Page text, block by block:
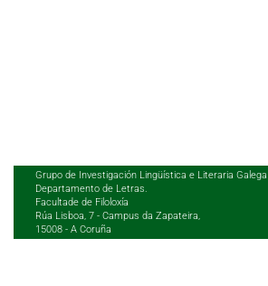
Grupo de Investigación Lingüística e Literaria Galega
Departamento de Letras.
Facultade de Filoloxía
Rúa Lisboa, 7 - Campus da Zapateira,
15008 - A Coruña